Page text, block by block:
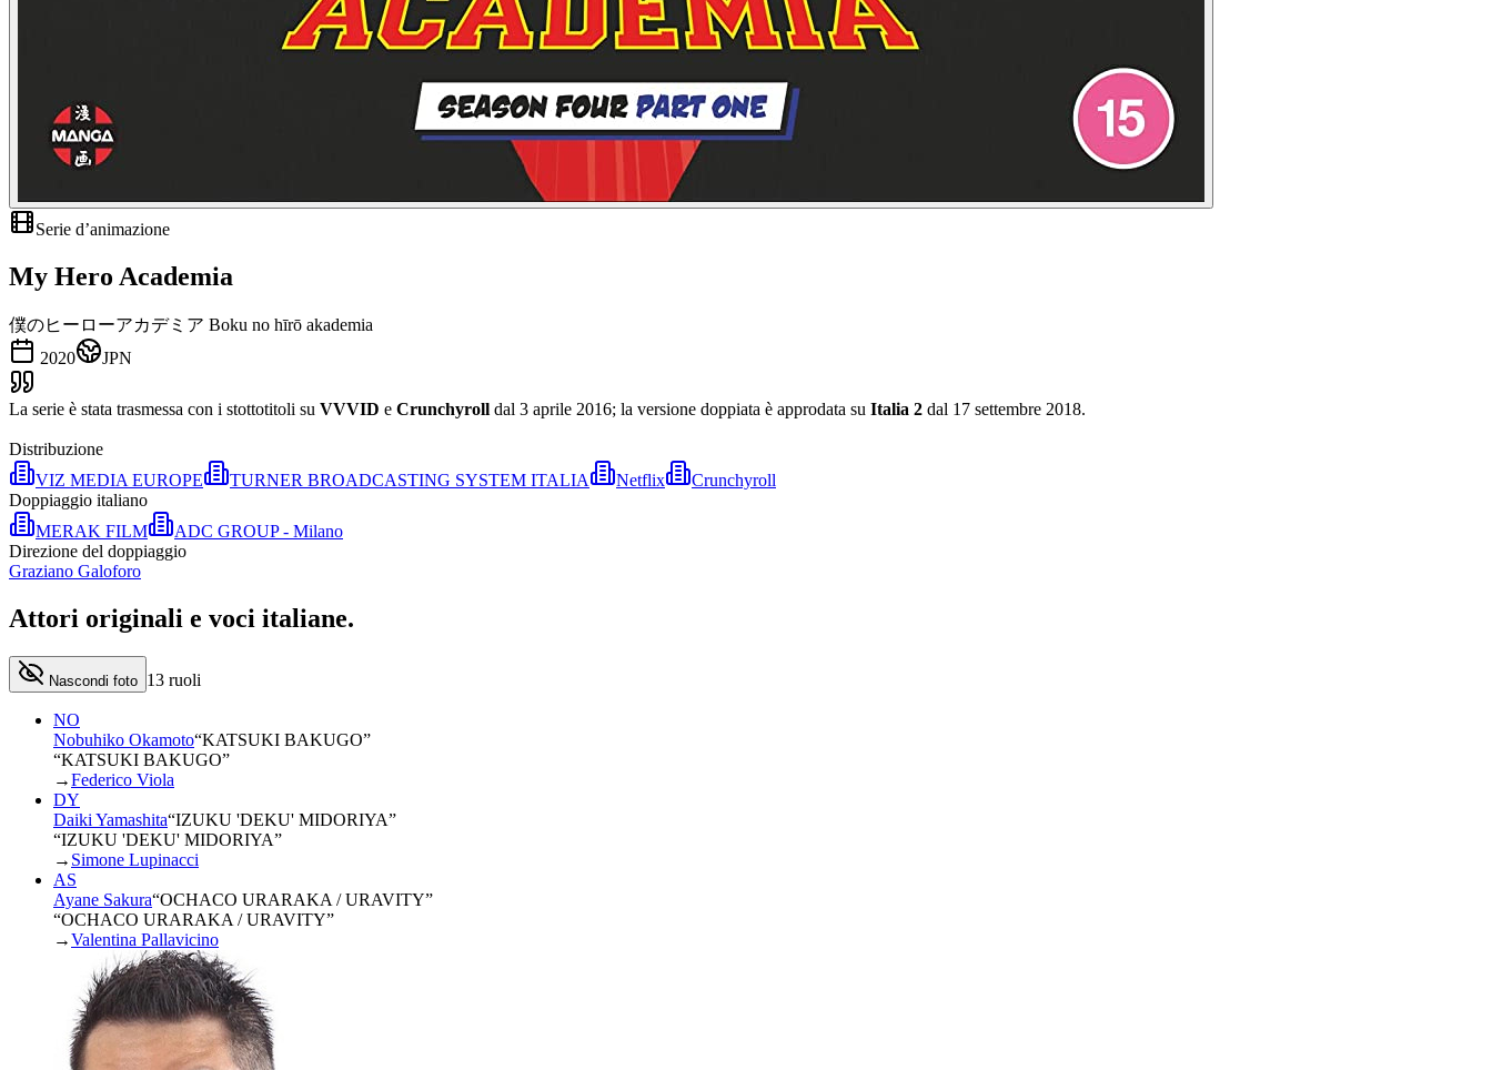
Serie d’animazione
My Hero Academia
僕のヒーローアカデミア Boku no hīrō akademia
2020
JPN
La serie è stata trasmessa con i stottotitoli su VVVID e Crunchyroll dal 3 aprile 2016; la versione doppiata è approdata su Italia 2 dal 17 settembre 2018.
Distribuzione
VIZ MEDIA EUROPE
TURNER BROADCASTING SYSTEM ITALIA Netflix
Crunchyroll
Doppiaggio italiano
MERAK FILM
ADC GROUP - Milano
Direzione del doppiaggio
Graziano Galoforo
Attori originali e voci italiane.
Nascondi foto 13 ruoli
NO
Nobuhiko Okamoto“KATSUKI BAKUGO”
“KATSUKI BAKUGO”
→Federico Viola
DY
Daiki Yamashita“IZUKU 'DEKU' MIDORIYA”
“IZUKU 'DEKU' MIDORIYA”
→ Simone Lupinacci
AS
Ayane Sakura“OCHACO URARAKA / URAVITY”
“OCHACO URARAKA / URAVITY”
→Valentina Pallavicino